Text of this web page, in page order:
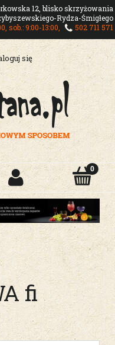
12, blisko skrzyżowania
Rydza-Śmigłego
sob.: 9:00-13:00,
502 711 571
się
fi